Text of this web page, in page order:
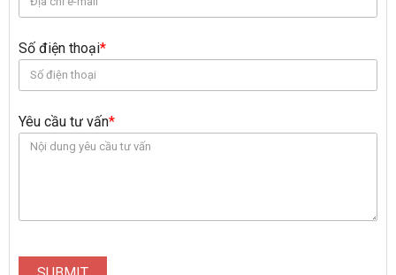
Số điện thoại*
Yêu cầu tư vấn*